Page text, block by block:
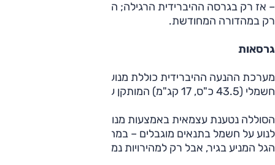
רק במהדורה המחודשת.
גרסאות
חשמלי (43.5 כ"ס, 17 קג"מ) המותקן על גבי תיבת ההילוכים. המנוע החשמלי ניזון מסוללה קטנה של 1.56 קוט"ש (מתוצרת LG).
הסוללה נטענת עצמאית באמצעות מנוע הבנזין והגלגלים (טעינה
לנוע על חשמל בתנאים מוגבלים – במהירות נמוכה/לחיצה
הגל המניע בגיר, אבל רק למהירויות נמוכות. אין נתון רשמי